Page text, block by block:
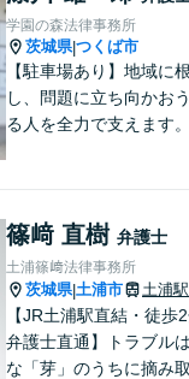
ればお気軽にご相談くだ
い。
学園の森法律事務所
茨城県|つくば市
【駐車場あり】地域に
し、問題に立ち向かお
る人を全力で支えます。
篠﨑 直樹 弁護士
土浦篠﨑法律事務所
茨城県|土浦市 土浦駅
【JR土浦駅直結・徒歩2
弁護士直通】トラブル
な「芽」のうちに摘み取